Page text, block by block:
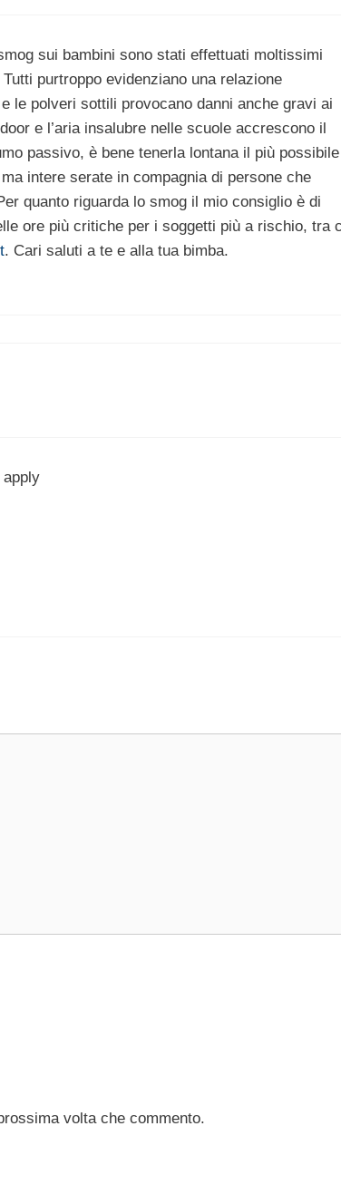
sui bambini sono stati effettuati moltissimi
purtroppo evidenziano una relazione
le polveri sottili provocano danni anche gravi ai
e l’aria insalubre nelle scuole accrescono il
passivo, è bene tenerla lontana il più
intere serate in compagnia di persone che
quanto riguarda lo smog il mio consiglio è di
ore più critiche per i soggetti più a rischio, tra
. Cari saluti a te e alla tua bimba.
apply
volta che commento.